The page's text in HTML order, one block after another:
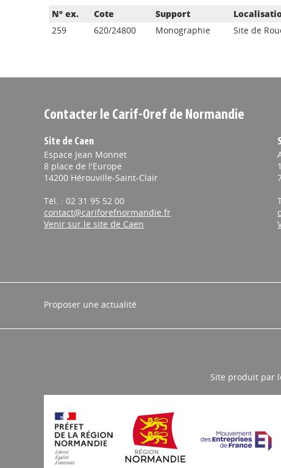
N° ex. Cote Support
259
620/24800 Monographie Site de
Contacter le Carif-Oref de Normandie
Site de Caen
Espace Jean Monnet
8 place de l'Europe
14200 Hérouville-Saint-Clair
Tél. : 02 31 95 52 00
contact@cariforefnormandie.fr
Venir sur le site de Caen
Proposer une actualité
Site produit par